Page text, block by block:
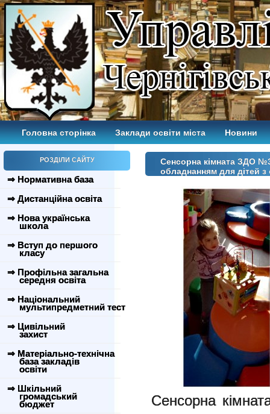
Головна сторінка Заклади освіти міста Новини
РОЗДІЛИ САЙТУ
⇒ Нормативна база
⇒ Дистанційна освіта
⇒ Нова українська
школа
⇒ Вступ до першого
класу
⇒ Профільна загальна
середня освіта
⇒ Національний
мультипредметний тест
⇒ Цивільний
захист
⇒ Матеріально-технічна
база закладів
освіти
⇒ Шкільний
громадський
бюджет
Сенсорна кімната ЗДО
обладнанням для дітей
Сенсорна